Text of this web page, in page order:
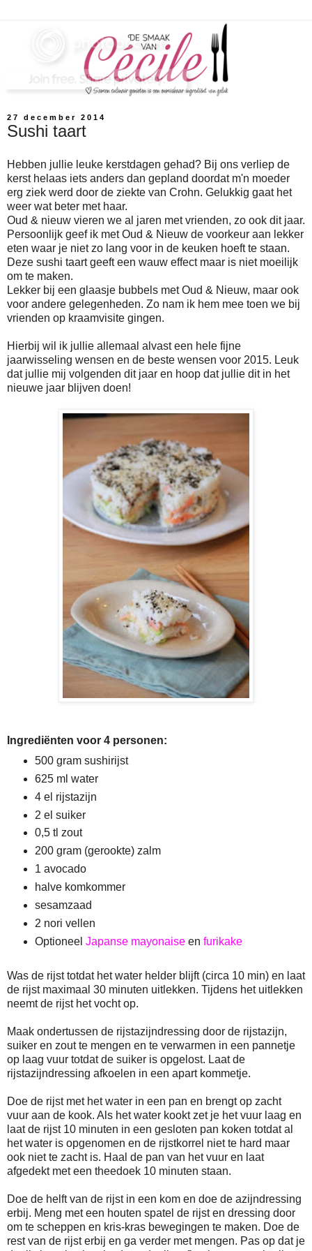
27 december 2014
Sushi taart
Hebben jullie leuke kerstdagen gehad? Bij ons verliep de
kerst helaas iets anders dan gepland doordat m'n moeder
erg ziek werd door de ziekte van Crohn. Gelukkig gaat het
weer wat beter met haar.
Oud & nieuw vieren we al jaren met vrienden, zo ook dit jaar.
Persoonlijk geef ik met Oud & Nieuw de voorkeur aan lekker
eten waar je niet zo lang voor in de keuken hoeft te staan.
Deze sushi taart geeft een wauw effect maar is niet moeilijk
om te maken.
Lekker bij een glaasje bubbels met Oud & Nieuw, maar ook
voor andere gelegenheden. Zo nam ik hem mee toen we bij
vrienden op kraamvisite gingen.
Hierbij wil ik jullie allemaal alvast een hele fijne
jaarwisseling wensen en de beste wensen voor 2015. Leuk
dat jullie mij volgenden dit jaar en hoop dat jullie dit in het
nieuwe jaar blijven doen!
Ingrediënten voor 4 personen:
500 gram sushirijst
625 ml water
4 el rijstazijn
2 el suiker
0,5 tl zout
200 gram (gerookte) zalm
1 avocado
halve komkommer
sesamzaad
2 nori vellen
Optioneel Japanse mayonaiseen furikake
Was de rijst totdat het water helder blijft (circa 10 min) en laat
de rijst maximaal 30 minuten uitlekken. Tijdens het uitlekken
neemt de rijst het vocht op.
Maak ondertussen de rijstazijndressing door de rijstazijn,
suiker en zout te mengen en te verwarmen in een pannetje
op laag vuur totdat de suiker is opgelost. Laat de
rijstazijndressing afkoelen in een apart kommetje.
Doe de rijst met het water in een pan en brengt op zacht
vuur aan de kook. Als het water kookt zet je het vuur laag en
laat de rijst 10 minuten in een gesloten pan koken totdat al
het water is opgenomen en de rijstkorrel niet te hard maar
ook niet te zacht is. Haal de pan van het vuur en laat
afgedekt met een theedoek 10 minuten staan.
Doe de helft van de rijst in een kom en doe de azijndressing
erbij. Meng met een houten spatel de rijst en dressing door
om te scheppen en kris-kras bewegingen te maken. Doe de
rest van de rijst erbij en ga verder met mengen. Pas op dat je